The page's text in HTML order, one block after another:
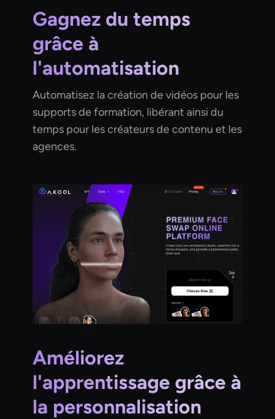
Gagnez du temps
grâce à
l'automatisation
Automatisez la création de vidéos pour les
supports de formation, libérant ainsi du
temps pour les créateurs de contenu et les
agences.
Améliorez
l'apprentissage grâce à
la personnalisation